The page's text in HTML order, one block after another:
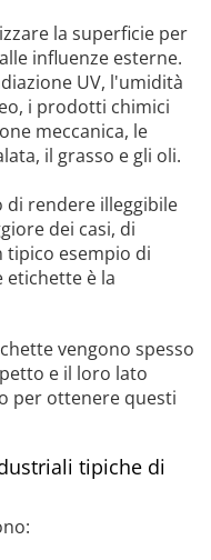
la superficie per
influenze esterne.
UV, l'umidità
i prodotti chimici
meccanica, le
il grasso e gli oli.
rendere illeggibile
dei casi, di
tipico esempio di
è la
vengono spesso
e il loro lato
per ottenere questi
tipiche di